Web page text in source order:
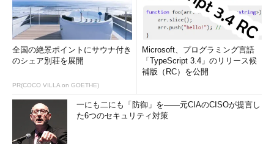
全国の絶景ポイントにサウナ付き
のシェア別荘を展開
PR(COCO VILLA on GOETHE)
Microsoft、プログラミング言語
「TypeScript 3.4」のリリース候
補版（RC）を公開
一にも二にも「防御」を――元CIAのCISOが提言し
た6つのセキュリティ対策